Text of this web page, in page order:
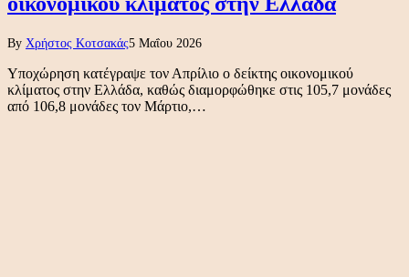
By Χρήστος Κοτσακάς5 Μαΐου 2026
Υποχώρηση κατέγραψε τον Απρίλιο ο δείκτης οικονομικού
κλίματος στην Ελλάδα, καθώς διαμορφώθηκε στις 105,7 μονάδες
από 106,8 μονάδες τον Μάρτιο,…